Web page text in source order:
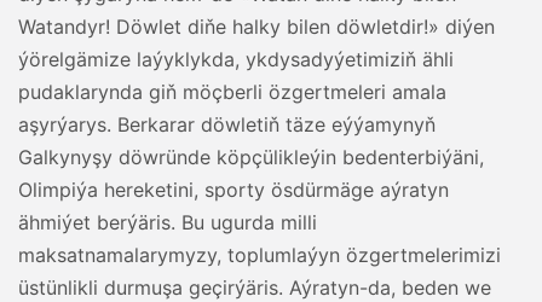
Watandyr! Döwlet diňe halky bilen döwletdir!» diýen
ýörelgämize laýyklykda, ykdysadyýetimiziň ähli
pudaklarynda giň möçberli özgertmeleri amala
aşyrýarys. Berkarar döwletiň täze eýýamynyň
Galkynyşy döwründe köpçülikleýin bedenterbiýäni,
Olimpiýa hereketini, sporty ösdürmäge aýratyn
ähmiýet berýäris. Bu ugurda milli
maksatnamalarymyzy, toplumlaýyn özgertmelerimizi
üstünlikli durmuşa geçirýäris. Aýratyn-da, beden we